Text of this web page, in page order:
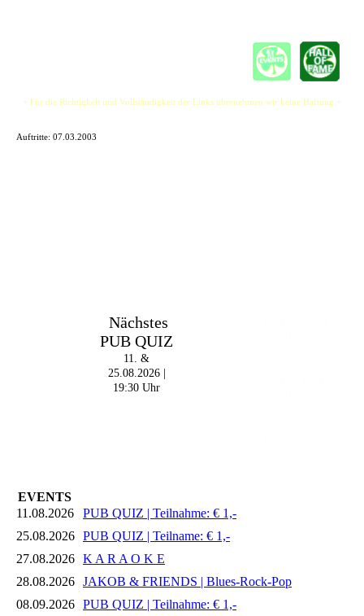
+ Für die Richtigkeit und Vollständigkeit der Links übernehmen wir keine Haftung +
Auftritte: 07.03.2003
Nächstes
PUB QUIZ
11. &
25.08.2026 |
19:30 Uhr
EVENTS
11.08.2026
PUB QUIZ | Teilnahme: € 1,-
25.08.2026 PUB QUIZ | Teilname: € 1,-
27.08.2026 K A R A O K E
28.08.2026 JAKOB & FRIENDS | Blues-Rock-Pop
08.09.2026 PUB QUIZ | Teilnahme: € 1,-